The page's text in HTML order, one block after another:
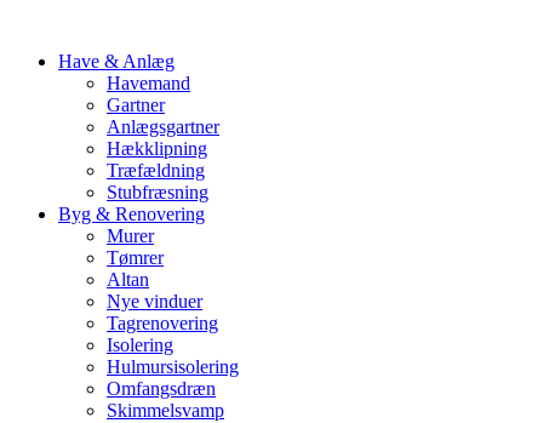
Have & Anlæg
Havemand
Gartner
Anlægsgartner
Hækklipning
Træfældning
Stubfræsning
Byg & Renovering
Murer
Tømrer
Altan
Nye vinduer
Tagrenovering
Isolering
Hulmursisolering
Omfangsdræn
Skimmelsvamp